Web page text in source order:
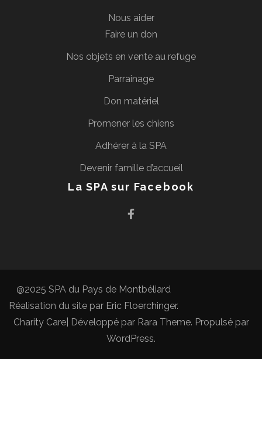
Nous aider
Faire un don
Nos objets en vente au refuge
Parrainage
Don matériel
Promener les chiens
Adhérer à la SPA
Devenir famille d’accueil
La SPA sur Facebook
@2025 SPA du Pays de Montbéliard
Réalisation du site par Eric Floerchinger.
Charity Care| Développé par Rara Theme. Propulsé par
WordPress.